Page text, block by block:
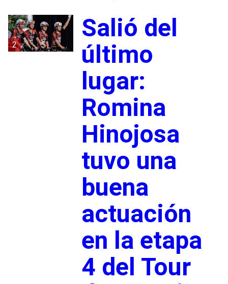
2
Salió del
último
lugar:
Romina
Hinojosa
tuvo una
buena
actuación
en la etapa
4 del Tour